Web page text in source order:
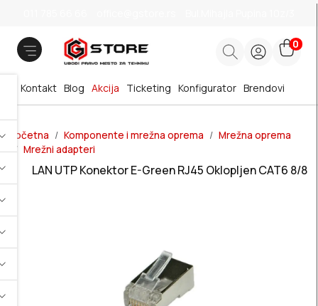
0
Brendovi
Blog Akcija
Kontakt Ticketing Konfigurator
Početna Komponente i mrežna oprema
Mrežna oprema
Mrežni adapteri
LAN UTP Konektor E-Green RJ45 Oklopljen CAT6 8/8